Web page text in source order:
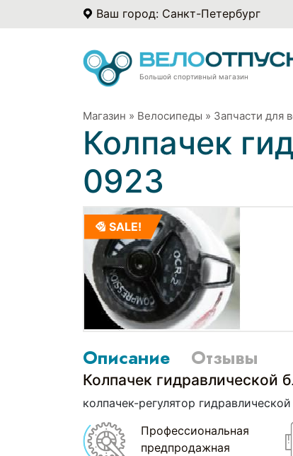
Ваш город: Санкт-Петербург
Большой спортивный магазин
Магазин » Велосипеды » Запчасти для
Колпачек
0923
SALE!
Описание Отзывы
Колпачек гидравлической
колпачек-регулятор
Профессиональная
предпродажная